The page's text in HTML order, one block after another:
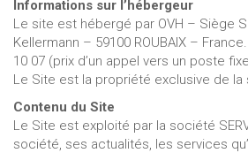
Informations sur l’hébergeur
Le site est hébergé par OVH – Siège
Kellermann – 59100 ROUBAIX –
10 07 (prix d’un appel vers un poste
Le Site est la propriété exclusive de la
Contenu du Site
Le Site est exploité par la société
société, ses actualités, les services